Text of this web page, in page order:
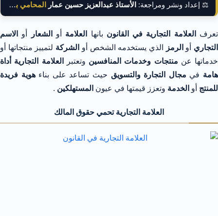
⚖️ إعداد ونشر ومراجعة: الأستاذ عبدالعزيز حسين عمار المحامي بالنقض
تعرف العلامة التجارية في القانون بانها العلامة أو الشعار أو
الاسم
التجاري
أو الرمز الذي يستخدمه الشخص أو الشركة لتمييز منتجاتها أو
خدماتها عن منتجات وخدمات المنافسين وتعتبر العلامة التجارية
أداة
هامة في مجال التجارة والتسويق حيث تساعد على بناءهوية فريدة
للمنتج أو الخدمة وتعزز قيمتها في عيون المستهلكين .
العلامة التجارية تحمي حقوق المالك